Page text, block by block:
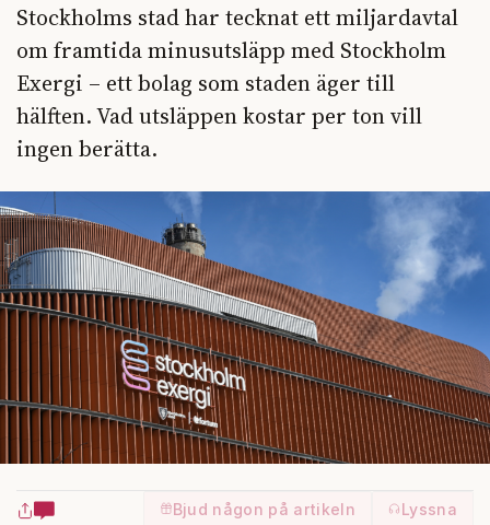
Stockholms stad har tecknat ett miljardavtal
om framtida minusutsläpp med Stockholm
Exergi – ett bolag som staden äger till
hälften. Vad utsläppen kostar per ton vill
ingen berätta.
Bjud någon på artikeln
Lyssna